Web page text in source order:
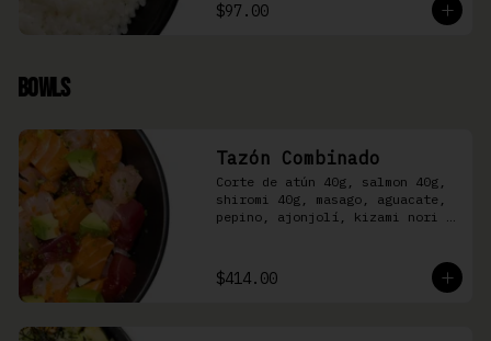
$97.00
Bowls
Tazón Combinado
Corte de atún 40g, salmon 40g,
shiromi 40g, masago, aguacate,
pepino, ajonjolí, kizami nori y
$414.00